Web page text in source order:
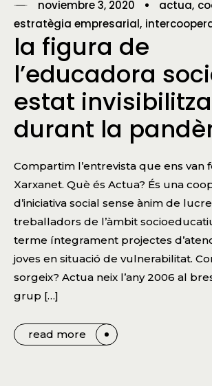
noviembre 3, 2020 actua
estratègia empresarial
la figura de
l’educadora
estat
durant la
Compartim l’entrevista que ens van
Xarxanet. Què és Actua? És una
d’iniciativa social sense ànim de
treballadors de l’àmbit
terme íntegrament projectes
joves en situació de vulnerabilitat.
sorgeix? Actua neix l’any 2006 al
grup […]
read more